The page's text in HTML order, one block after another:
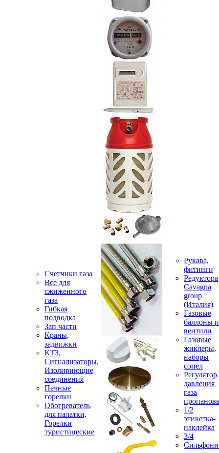
Счетчики газа
Все для
сжиженного
газа
Гибкая
подводка
Зап части
Краны,
задвижки
КТЗ,
Сигнализаторы,
Изолириющие
соединения
Печные
горелки
Обогреватель
для палатки,
Горелки
туристицеские
Рукава,
фитинги
Редуктора
Cavagna
group
(Италия)
Газовые
баллоны и
вентили
Газовые
жиклеры,
наборы
сопел
Регулятор
давления
газа
1/2
этикетка-
наклейка
3/4